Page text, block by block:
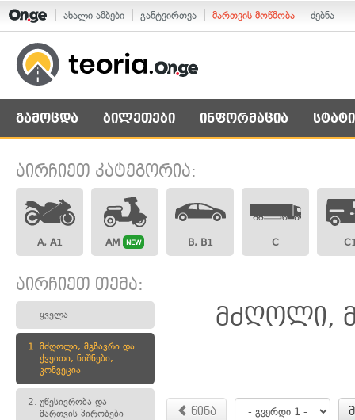
ახალი ამბები განტვირთვა მართვის მოწმობა ძებნა
გამოცდა ბილეთები ინფორმაცია
აირჩიეთ კატეგორია:
A, A1 AM NEW B, B1 C
აირჩიეთ თემა:
ყველა
1. მძღოლი, მგზავრი და
ქვეითი, ნიშნები,
კონვეცია
2. უწესივრობა და
მართვის პირობები
მძღოლი,
წინა